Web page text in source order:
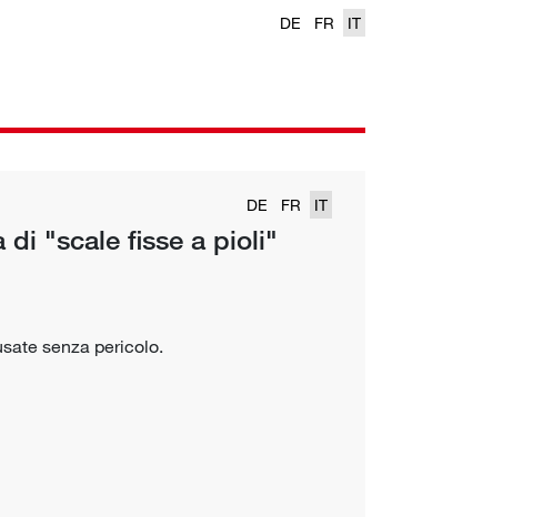
DE FR IT
DE FR IT
di "scale fisse a pioli"
senza pericolo.